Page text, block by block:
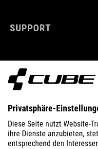
SUPPORT
ABOUT US